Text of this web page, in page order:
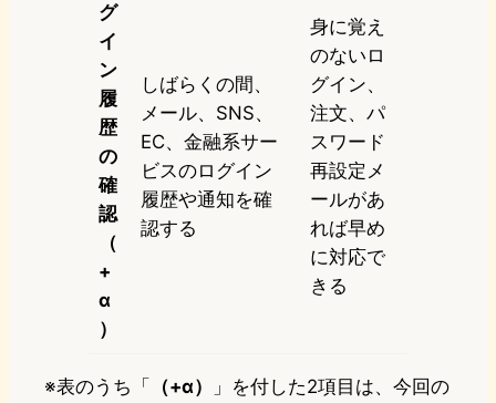
グ
イ
ン
履
歴
の
確
認
（
+
α
）
しばらくの間、
メール、SNS、
EC、金融系サー
ビスのログイン
履歴や通知を確
認する
身に覚え
のないロ
グイン、
注文、パ
スワード
再設定メ
ールがあ
れば早め
に対応で
きる
※表のうち「 （+α）
」を付した2項目は、今回の